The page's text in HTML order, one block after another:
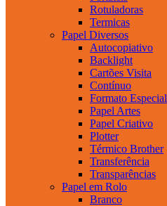
Rotuladoras
Termicas
Papel Diversos
Autocopiativo
Backlight
Cartões Visita
Contínuo
Formato Especial
Papel Artes
Papel Criativo
Plotter
Térmico Brother
Transferência
Transparências
Papel em Rolo
Branco